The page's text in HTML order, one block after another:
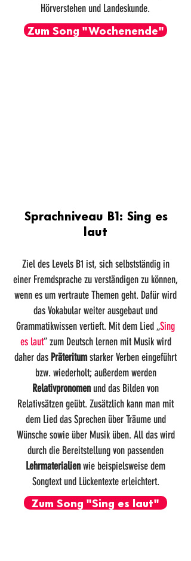
Hörverstehen und Landeskunde.
Zum Song "Wochenende"
Sprachniveau B1: Sing es
laut
Ziel des Levels B1 ist, sich selbstständig in
einer Fremdsprache zu verständigen zu können,
wenn es um vertraute Themen geht. Dafür wird
das Vokabular weiter ausgebaut und
Grammatikwissen vertieft. Mit dem Lied „Sing
es laut“ zum Deutsch lernen mit Musik wird
daher das Präteritumstarker Verben eingeführt
bzw. wiederholt; außerdem werden
Relativpronomenund das Bilden von
Relativsätzen geübt. Zusätzlich kann man mit
dem Lied das Sprechen über Träume und
Wünsche sowie über Musik üben. All das wird
durch die Bereitstellung von passenden
Lehrmaterialienwie beispielsweise dem
Songtext und Lückentexte erleichtert.
Zum Song "Sing es laut"